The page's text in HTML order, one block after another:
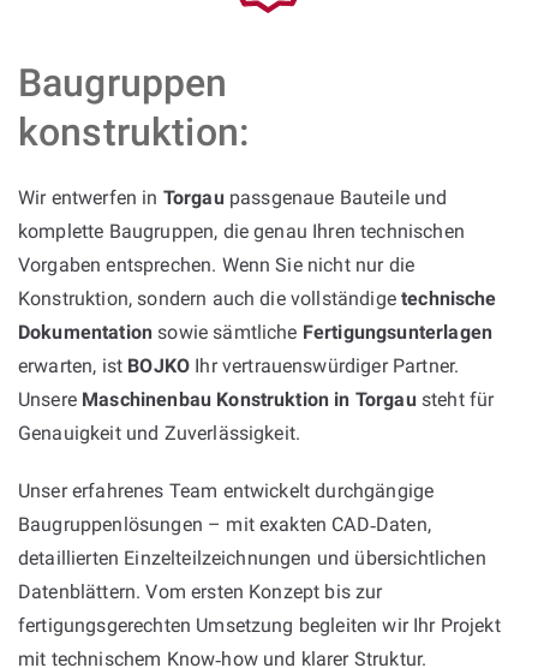
Baugruppen
konstruktion:
Wir entwerfen in Torgaupassgenaue Bauteile und
komplette Baugruppen, die genau Ihren technischen
Vorgaben entsprechen. Wenn Sie nicht nur die
Konstruktion, sondern auch die vollständigetechnische
Dokumentation sowie sämtliche Fertigungsunterlagen
erwarten, ist BOJKO Ihr vertrauenswürdiger Partner.
Unsere Maschinenbau Konstruktion in Torgausteht für
Genauigkeit und Zuverlässigkeit.
Unser erfahrenes Team entwickelt durchgängige
Baugruppenlösungen – mit exakten CAD‑Daten,
detaillierten Einzelteilzeichnungen und übersichtlichen
Datenblättern. Vom ersten Konzept bis zur
fertigungsgerechten Umsetzung begleiten wir Ihr Projekt
mit technischem Know‑how und klarer Struktur.